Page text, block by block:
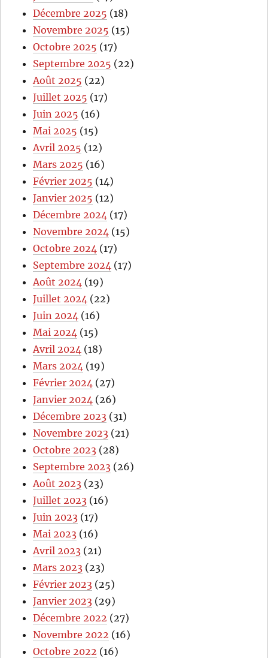
Décembre 2025 (18)
Novembre 2025 (15)
Octobre 2025 (17)
Septembre 2025 (22)
Août 2025 (22)
Juillet 2025 (17)
Juin 2025 (16)
Mai 2025 (15)
Avril 2025 (12)
Mars 2025 (16)
Février 2025 (14)
Janvier 2025 (12)
Décembre 2024 (17)
Novembre 2024 (15)
Octobre 2024 (17)
Septembre 2024 (17)
Août 2024 (19)
Juillet 2024 (22)
Juin 2024 (16)
Mai 2024 (15)
Avril 2024 (18)
Mars 2024 (19)
Février 2024 (27)
Janvier 2024 (26)
Décembre 2023 (31)
Novembre 2023 (21)
Octobre 2023 (28)
Septembre 2023 (26)
Août 2023 (23)
Juillet 2023 (16)
Juin 2023 (17)
Mai 2023 (16)
Avril 2023 (21)
Mars 2023 (23)
Février 2023 (25)
Janvier 2023 (29)
Décembre 2022 (27)
Novembre 2022 (16)
Octobre 2022 (16)